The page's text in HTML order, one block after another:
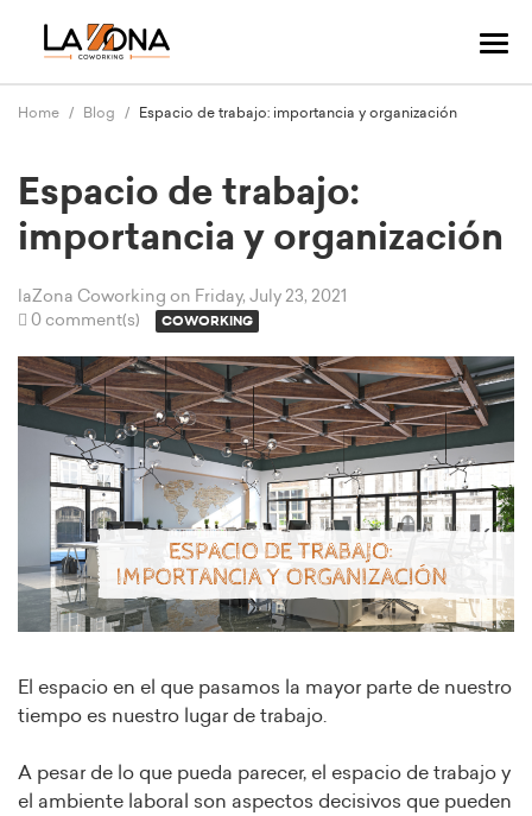
Home Blog Espacio de trabajo: importancia y organización
Espacio de trabajo:
importancia y organización
laZona Coworking on Friday, July 23, 2021
0 comment(s)
COWORKING
El espacio en el que pasamos la mayor parte de nuestro
tiempo es nuestro lugar de trabajo.
A pesar de lo que pueda parecer, el espacio de trabajo y
el ambiente laboral son aspectos decisivos que pueden